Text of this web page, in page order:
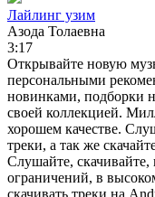
Лайлинг узим
Азода Толаевна
3:17
Открывайте новую
персональными
новинками, подборки
своей коллекцией.
хорошем качестве.
треки, а так же
Слушайте, скачивайте,
ограничений, в
скачивать треки на